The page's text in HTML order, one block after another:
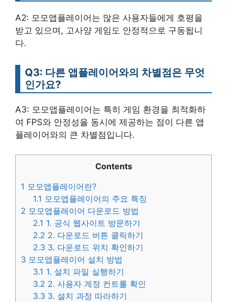
A2: 모모앱플레이어는 많은 사용자들에게 호평을
받고 있으며, 고사양 게임도 안정적으로 구동됩니
다.
Q3: 다른 앱플레이어와의 차별점은 무엇
인가요?
A3: 모모앱플레이어는 특히 게임 환경을 최적화하
여 FPS와 안정성을 동시에 제공하는 점이 다른 앱
플레이어와의 큰 차별점입니다.
Contents
1 모모앱플레이어란?
1.1 모모앱플레이어의 주요 특징
2 모모앱플레이어 다운로드 방법
2.1 1. 공식 웹사이트 방문하기
2.2 2. 다운로드 버튼 클릭하기
2.3 3. 다운로드 위치 확인하기
3 모모앱플레이어 설치 방법
3.1 1. 설치 파일 실행하기
3.2 2. 사용자 계정 컨트롤 확인
3.3 3. 설치 과정 따라하기